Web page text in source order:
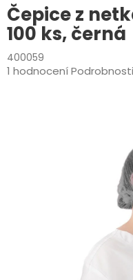
Čepice z
100 ks, černá
400059
Průměrné
1 hodnocení